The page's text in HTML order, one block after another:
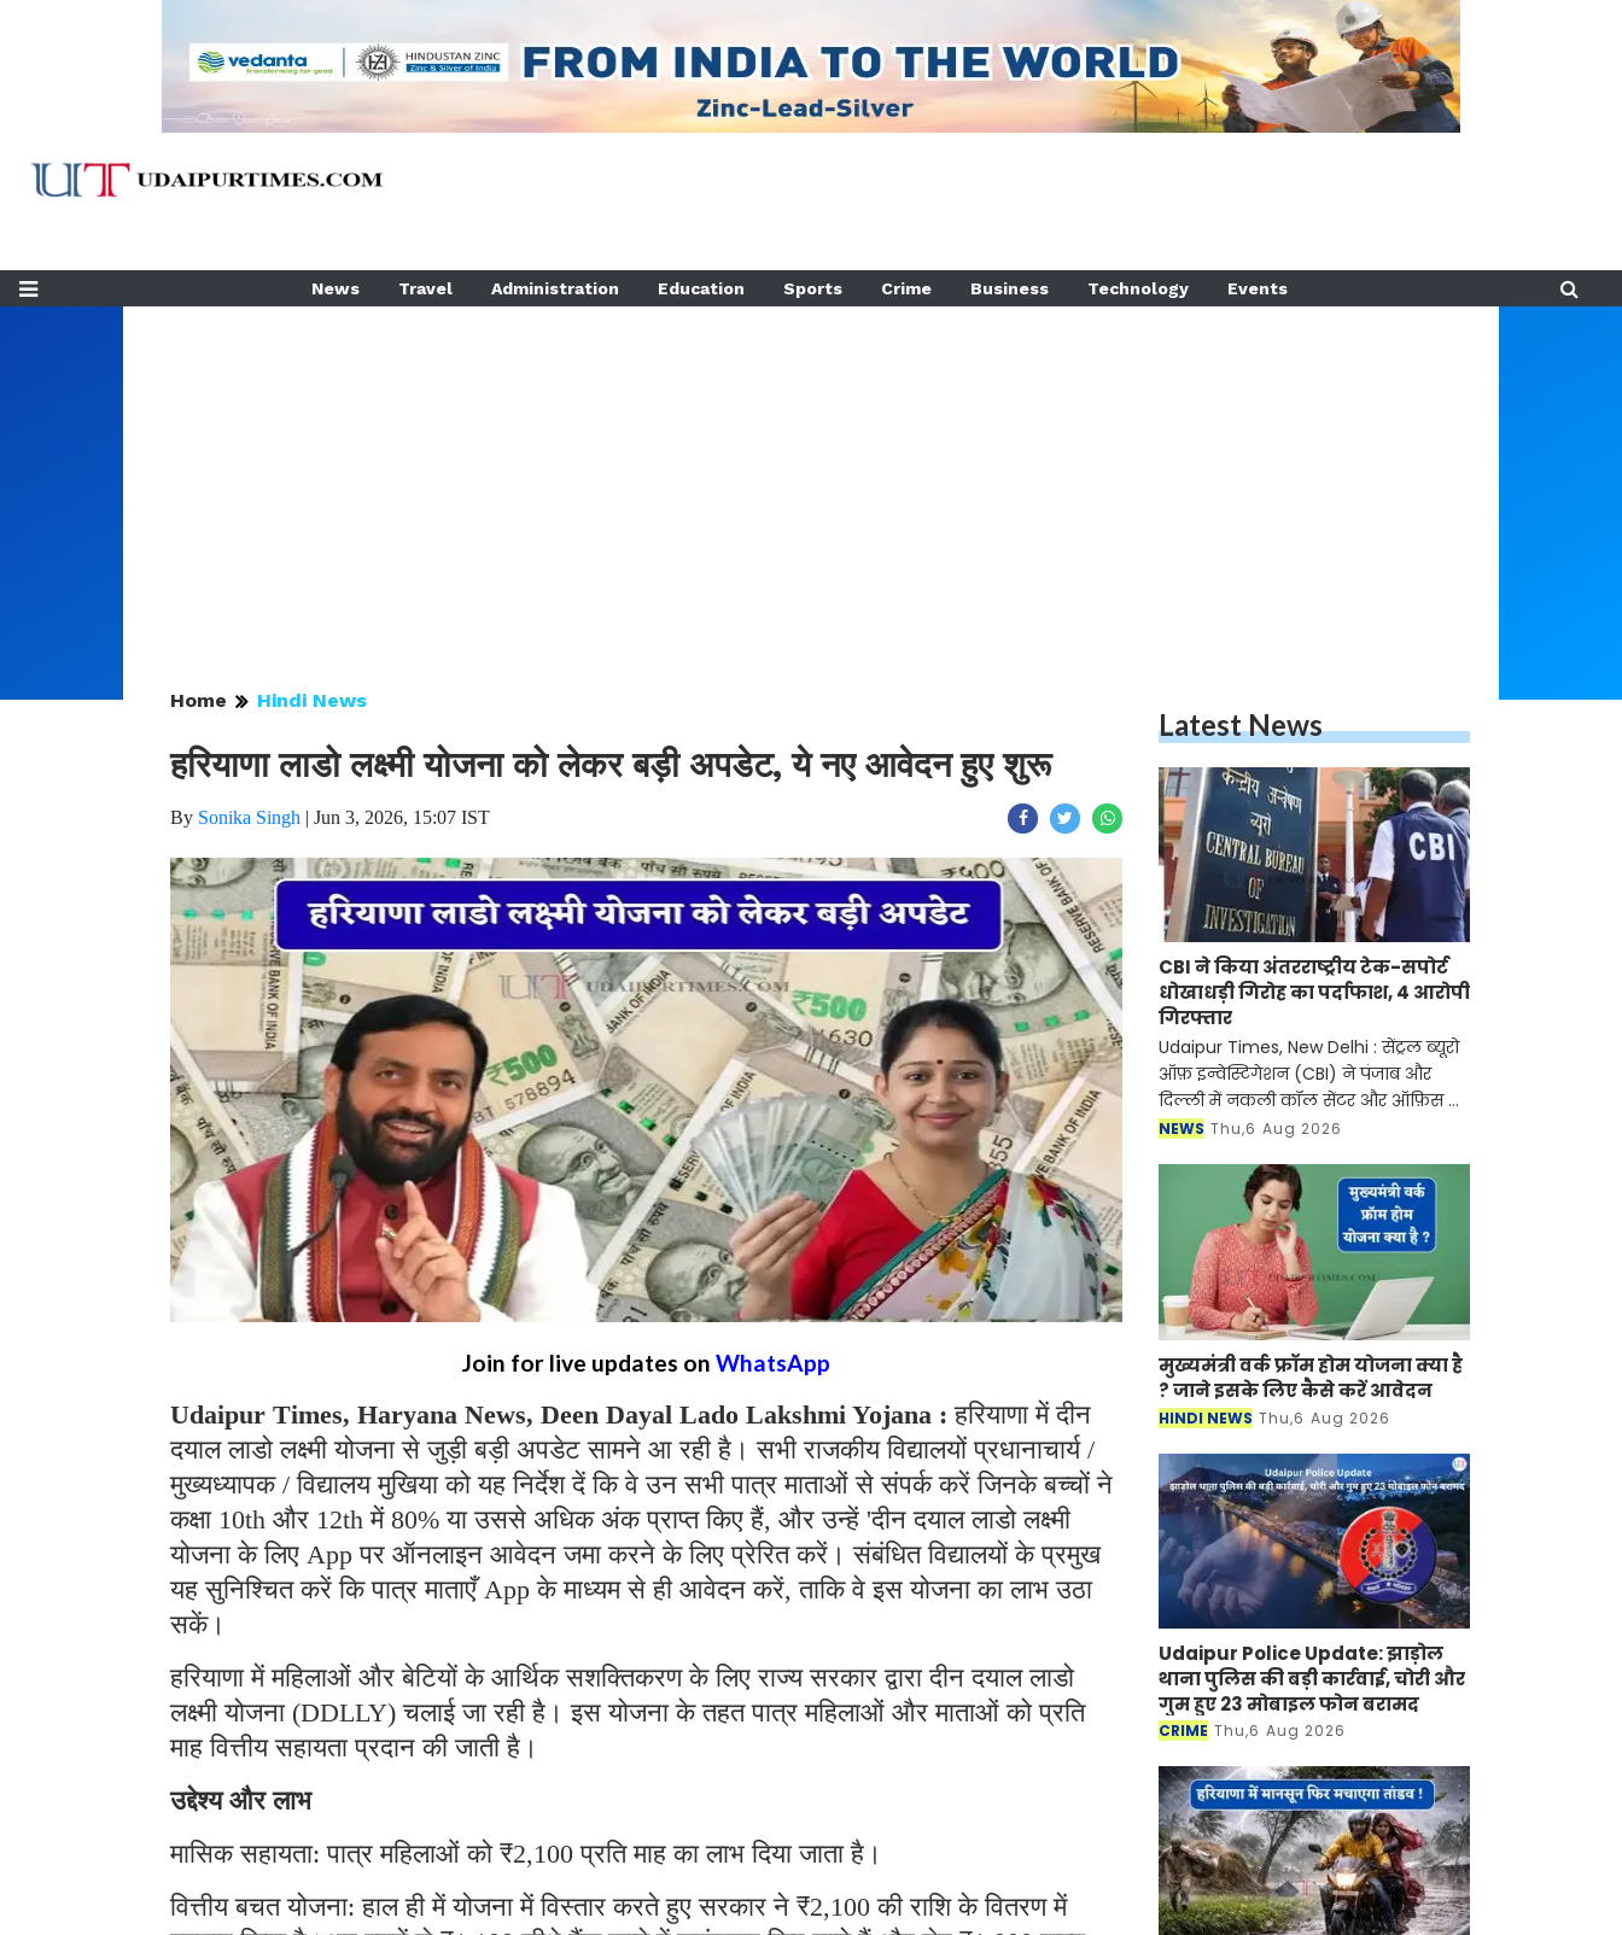
News Travel Administration Education Sports Crime Business Technology Events
Home Hindi News
हरियाणा लाडो लक्ष्मी योजना को लेकर बड़ी अपडेट, ये नए आवेदन हुए शुरू
By Sonika Singh | Jun 3, 2026, 15:07 IST
Join for live updates on WhatsApp
Udaipur Times, Haryana News, Deen Dayal Lado Lakshmi Yojana :हरियाणा में दीन
दयाल लाडो लक्ष्मी योजना से जुड़ी बड़ी अपडेट सामने आ रही है। सभी राजकीय विद्यालयों प्रधानाचार्य /
मुख्यध्यापक / विद्यालय मुखिया को यह निर्देश दें कि वे उन सभी पात्र माताओं से संपर्क करें जिनके बच्चों ने
कक्षा 10th और 12th में 80% या उससे अधिक अंक प्राप्त किए हैं, और उन्हें 'दीन दयाल लाडो लक्ष्मी
योजना के लिए App पर ऑनलाइन आवेदन जमा करने के लिए प्रेरित करें। संबंधित विद्यालयों के प्रमुख
यह सुनिश्चित करें कि पात्र माताएँ App के माध्यम से ही आवेदन करें, ताकि वे इस योजना का लाभ उठा
सकें।
हरियाणा में महिलाओं और बेटियों के आर्थिक सशक्तिकरण के लिए राज्य सरकार द्वारा दीन दयाल लाडो
लक्ष्मी योजना (DDLLY) चलाई जा रही है। इस योजना के तहत पात्र महिलाओं और माताओं को प्रति
माह वित्तीय सहायता प्रदान की जाती है।
उद्देश्य और लाभ
मासिक सहायता: पात्र महिलाओं को ₹2,100 प्रति माह का लाभ दिया जाता है।
वित्तीय बचत योजना: हाल ही में योजना में विस्तार करते हुए सरकार ने ₹2,100 की राशि के वितरण में
Latest News
CBI ने किया अंतरराष्ट्रीय टेक-सपोर्ट
धोखाधड़ी गिरोह का पर्दाफाश, 4 आरोपी
गिरफ्तार
Udaipur Times, New Delhi : सेंट्रल ब्यूरो
ऑफ़ इन्वेस्टिगेशन (CBI) ने पंजाब और
दिल्ली में नकली कॉल सेंटर और ऑफ़िस के
ज़रिए चल रहे एक बड़े इंटरनेशनल टेक-
NEWS Thu,6 Aug 2026
मुख्यमंत्री वर्क फ्रॉम होम योजना क्या है
? जाने इसके लिए कैसे करें आवेदन
HINDI NEWS Thu,6 Aug 2026
Udaipur Police Update: झाड़ोल
थाना पुलिस की बड़ी कार्रवाई, चोरी और
गुम हुए 23 मोबाइल फोन बरामद
CRIME Thu,6 Aug 2026